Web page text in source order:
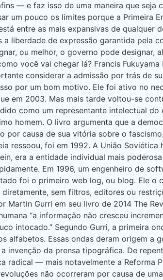
— e faz isso de uma maneira que seja
um pouco os limites porque a Primeira
entre as mais expansivas de qualquer
liberdade de expressão garantida pela
ou melhor, o governo pode
você vai chegar lá? Francis
considerar a admissão por trás de
por um bom motivo. Ele foi ativo no
em 2003. Mas mais tarde voltou-se
como um representante intelectual do
homem. O livro argumenta que a
causa de sua vitória sobre o
ressoou, foi em 1992. A União
era a entidade individual mais
Em 1996, um engenheiro de
foi o primeiro web log, ou blog. Ele o
sem filtros, editores ou
Martin Gurri em seu livro de 2014 The
“a informação não cresceu
intocado.” Segundo Gurri, a primeira
alfabetos. Essas ondas deram origem a
invenção da prensa tipográfica. De
— mais notavelmente a Reforma
não ocorreram por causa de